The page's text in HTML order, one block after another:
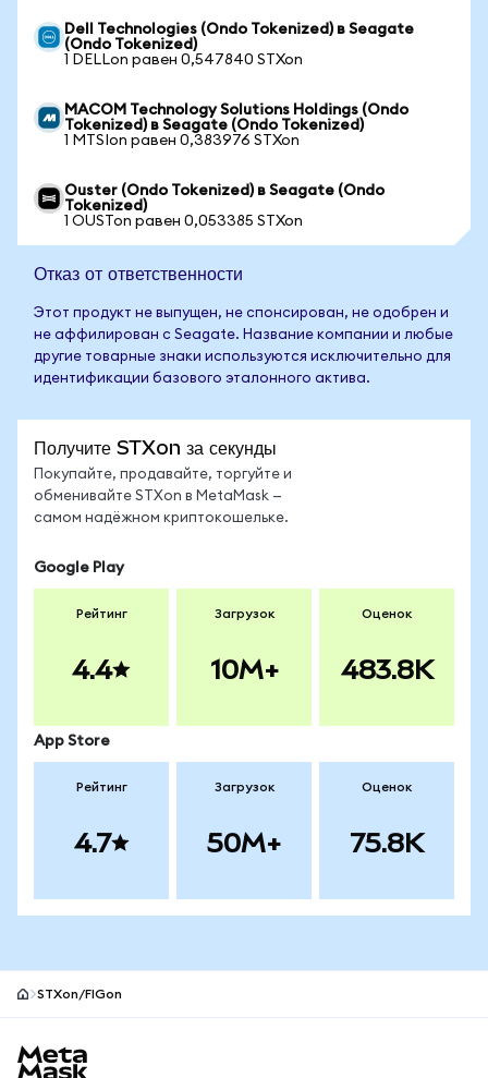
Dell Technologies (Ondo Tokenized) в Seagate
(Ondo Tokenized)
1 DELLon равен 0,547840 STXon
MACOM Technology Solutions Holdings (Ondo
Tokenized) в Seagate (Ondo Tokenized)
1 MTSIon равен 0,383976 STXon
Ouster (Ondo Tokenized) в Seagate (Ondo
Tokenized)
1 OUSTon равен 0,053385 STXon
Отказ от ответственности
Этот продукт не выпущен, не спонсирован, не одобрен и
не аффилирован с Seagate. Название компании и любые
другие товарные знаки используются исключительно для
идентификации базового эталонного актива.
Получите STXon за секунды
Покупайте, продавайте, торгуйте и
обменивайте STXon в MetaMask —
самом надёжном криптокошельке.
Google Play
Рейтинг
4.4
Загрузок
10M+
Оценок
483.8K
App Store
Рейтинг
4.7
Загрузок
50M+
Оценок
75.8K
STXon/FIGon